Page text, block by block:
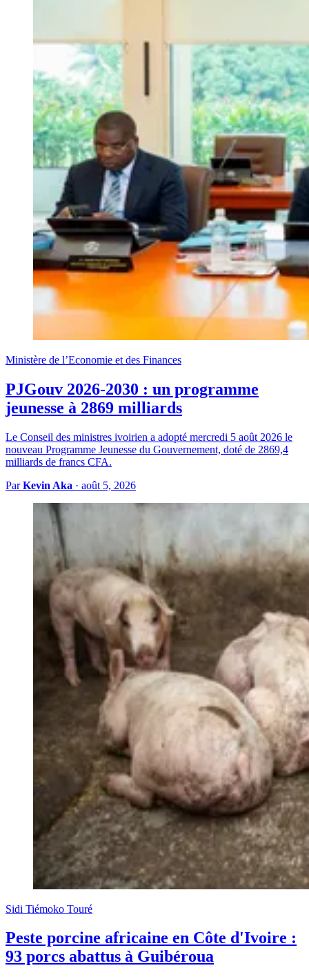
Ministère de l’Economie et des Finances
PJGouv 2026-2030 : un programme
jeunesse à 2869 milliards
Le Conseil des ministres ivoirien a adopté mercredi 5 août 2026 le
nouveau Programme Jeunesse du Gouvernement, doté de 2869,4
milliards de francs CFA.
ParKevin Aka · août 5, 2026
Sidi Tiémoko Touré
Peste porcine africaine en Côte d'Ivoire :
93 porcs abattus à Guibéroua